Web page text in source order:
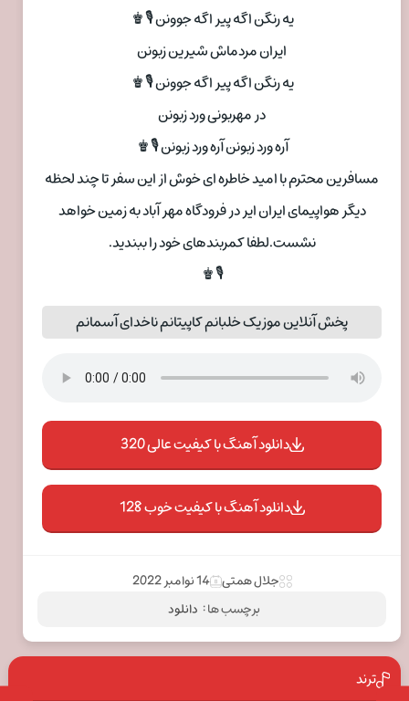
یه رنگن اگه پیر اگه جوونن 🎙♚
ایران مردماش شیرین زبونن
یه رنگن اگه پیر اگه جوونن 🎙♚
در مهربونی ورد زبونن
آره ورد زبونن آره ورد زبونن 🎙♚
مسافرین محترم با امید خاطره ای خوش از این سفر تا چند لحظه
دیگر هواپیمای ایران ایر در فرودگاه مهر آباد به زمین خواهد
نشست.لطفا کمربندهای خود را ببندید.
🎙♚
پخش آنلاین موزیک خلبانم کاپیتانم ناخدای آسمانم
دانلود آهنگ با کیفیت عالی 320
دانلود آهنگ با کیفیت خوب 128
جلال همتی 14 نوامبر 2022
برچسب ها : دانلود
ترند